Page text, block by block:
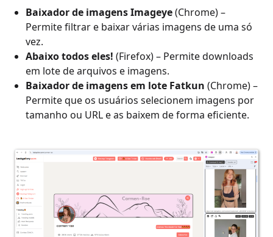
Baixador de imagens Imageye(Chrome) –
Permite filtrar e baixar várias imagens de uma só
vez.
Abaixo todos eles! (Firefox) – Permite downloads
em lote de arquivos e imagens.
Baixador de imagens em lote Fatkun (Chrome) –
Permite que os usuários selecionem imagens por
tamanho ou URL e as baixem de forma eficiente.